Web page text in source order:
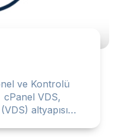
ve Kontrolü
VDS,
altyapısı